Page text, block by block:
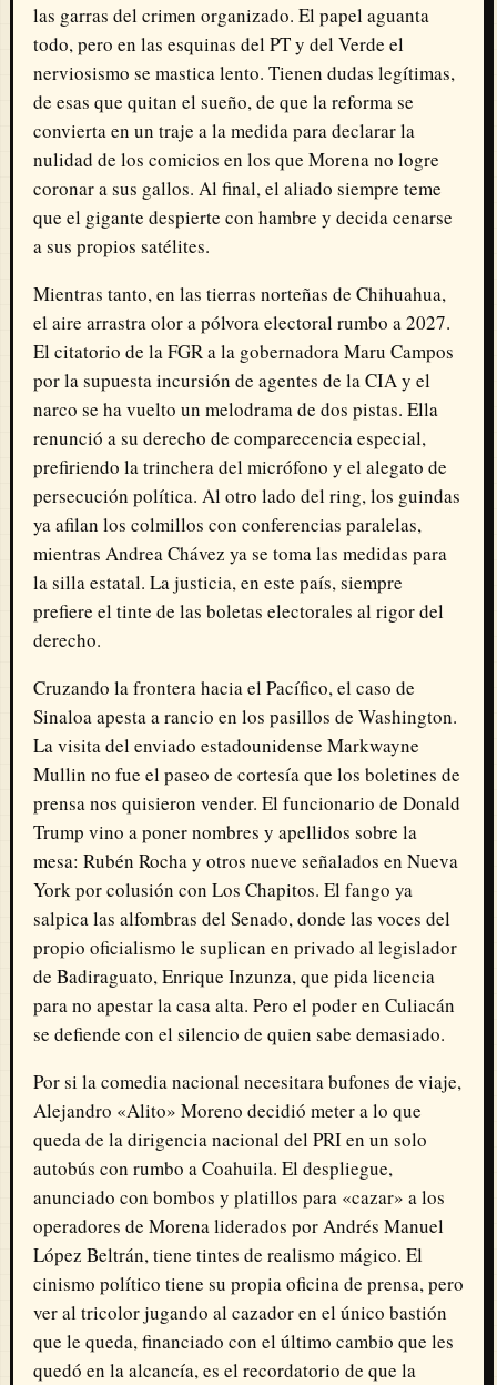
las garras del crimen organizado. El papel aguanta
todo, pero en las esquinas del PT y del Verde el
nerviosismo se mastica lento. Tienen dudas legítimas,
de esas que quitan el sueño, de que la reforma se
convierta en un traje a la medida para declarar la
nulidad de los comicios en los que Morena no logre
coronar a sus gallos. Al final, el aliado siempre teme
que el gigante despierte con hambre y decida cenarse
a sus propios satélites.
Mientras tanto, en las tierras norteñas de Chihuahua,
el aire arrastra olor a pólvora electoral rumbo a 2027.
El citatorio de la FGR a la gobernadora Maru Campos
por la supuesta incursión de agentes de la CIA y el
narco se ha vuelto un melodrama de dos pistas. Ella
renunció a su derecho de comparecencia especial,
prefiriendo la trinchera del micrófono y el alegato de
persecución política. Al otro lado del ring, los guindas
ya afilan los colmillos con conferencias paralelas,
mientras Andrea Chávez ya se toma las medidas para
la silla estatal. La justicia, en este país, siempre
prefiere el tinte de las boletas electorales al rigor del
derecho.
Cruzando la frontera hacia el Pacífico, el caso de
Sinaloa apesta a rancio en los pasillos de Washington.
La visita del enviado estadounidense Markwayne
Mullin no fue el paseo de cortesía que los boletines de
prensa nos quisieron vender. El funcionario de Donald
Trump vino a poner nombres y apellidos sobre la
mesa: Rubén Rocha y otros nueve señalados en Nueva
York por colusión con Los Chapitos. El fango ya
salpica las alfombras del Senado, donde las voces del
propio oficialismo le suplican en privado al legislador
de Badiraguato, Enrique Inzunza, que pida licencia
para no apestar la casa alta. Pero el poder en Culiacán
se defiende con el silencio de quien sabe demasiado.
Por si la comedia nacional necesitara bufones de viaje,
Alejandro «Alito» Moreno decidió meter a lo que
queda de la dirigencia nacional del PRI en un solo
autobús con rumbo a Coahuila. El despliegue,
anunciado con bombos y platillos para «cazar» a los
operadores de Morena liderados por Andrés Manuel
López Beltrán, tiene tintes de realismo mágico. El
cinismo político tiene su propia oficina de prensa, pero
ver al tricolor jugando al cazador en el único bastión
que le queda, financiado con el último cambio que les
quedó en la alcancía, es el recordatorio de que la